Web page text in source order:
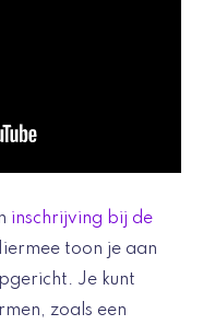
inschrijving bij de
toon je aan
Je kunt
zoals een